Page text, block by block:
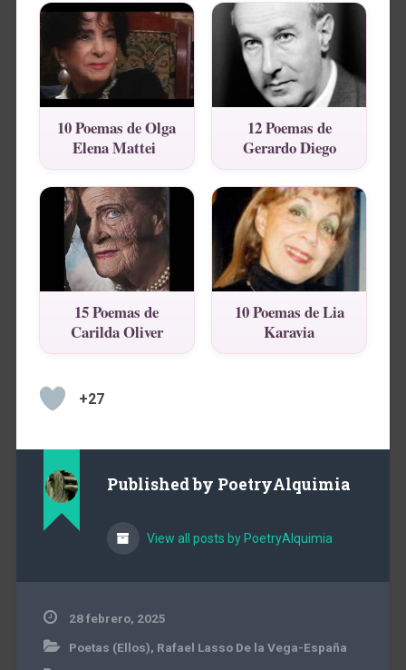
10 Poemas de Olga
Elena Mattei
12 Poemas de
Gerardo Diego
15 Poemas de
Carilda Oliver
10 Poemas de Lia
Karavia
+27
Published by PoetryAlquimia
View all posts by PoetryAlquimia
28 febrero, 2025
Poetas (Ellos), Rafael Lasso De la Vega-España